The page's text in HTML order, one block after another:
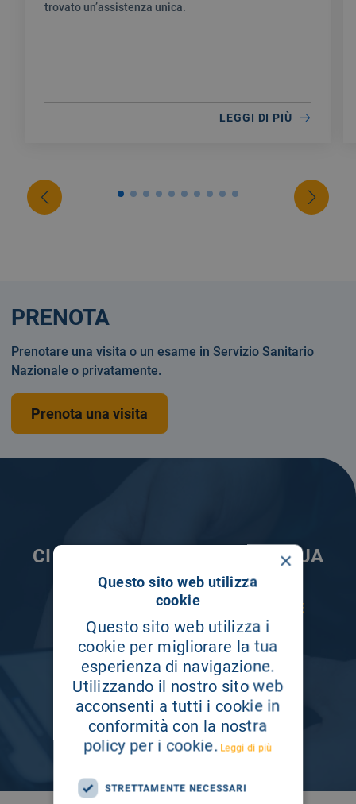
trovato un’assistenza unica.
LEGGI DI PIÙ
CI PRENDIAMO CURA DELLA TUA
INFORMAZIONE
ISCRIVITI AI NOSTRI CANALI PER RESTARE
SEMPRE AGGIORNATO
PRENOTA
Prenotare una visita o un esame in Servizio Sanitario
Nazionale o privatamente.
Prenota una visita
×
Questo sito web utilizza
cookie
Questo sito web utilizza i
cookie per migliorare la tua
esperienza di navigazione.
Utilizzando il nostro sito web
acconsenti a tutti i cookie in
conformità con la nostra
policy per i cookie. Leggi di più
STRETTAMENTE NECESSARI